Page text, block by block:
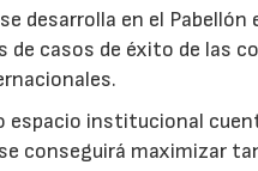
desarrolla en el
de casos de éxito de las
espacio institucional
conseguirá maximizar